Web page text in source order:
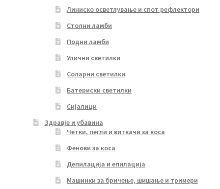
Линиско осветлување и спот рефлектори
Столни ламби
Подни ламби
Улични светилки
Соларни светилки
Батериски светилки
Сијалици
Здравје и убавина
Четки, пегли и виткачи за коса
Фенови за коса
Депилација и епилација
Машинки за бричење, шишање и тримери